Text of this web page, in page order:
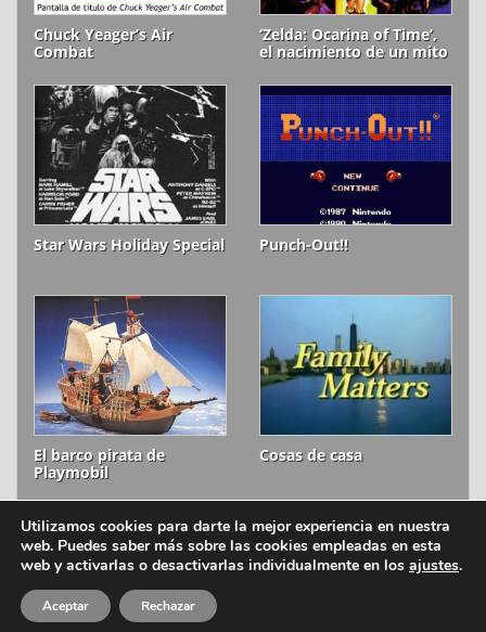
Chuck Yeager’s Air
Combat
‘Zelda: Ocarina of Time’,
el nacimiento de un mito
Star Wars Holiday Special Punch-Out!!
El barco pirata de
Playmobil
Cosas de casa
ion litio © 2006-2026 Aviso legal
Política de cookies
Utilizamos cookies para darte la mejor experiencia en nuestra
web. Puedes saber más sobre las cookies empleadas en esta
web y activarlas o desactivarlas individualmente en los ajustes.
Aceptar Rechazar